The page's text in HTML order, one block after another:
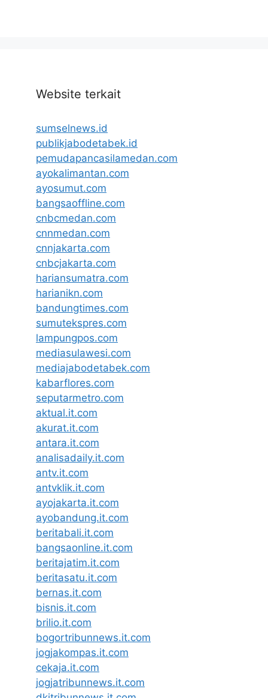
Website terkait
sumselnews.id
publikjabodetabek.id
pemudapancasilamedan.com
ayokalimantan.com
ayosumut.com
bangsaoffline.com
cnbcmedan.com
cnnmedan.com
cnnjakarta.com
cnbcjakarta.com
hariansumatra.com
harianikn.com
bandungtimes.com
sumutekspres.com
lampungpos.com
mediasulawesi.com
mediajabodetabek.com
kabarflores.com
seputarmetro.com
aktual.it.com
akurat.it.com
antara.it.com
analisadaily.it.com
antv.it.com
antvklik.it.com
ayojakarta.it.com
ayobandung.it.com
beritabali.it.com
bangsaonline.it.com
beritajatim.it.com
beritasatu.it.com
bernas.it.com
bisnis.it.com
brilio.it.com
bogortribunnews.it.com
jogjakompas.it.com
cekaja.it.com
jogjatribunnews.it.com